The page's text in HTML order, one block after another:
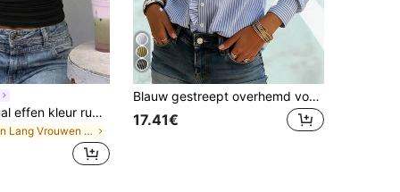
Zomerse casual effen kleur rugloze haltertop zwart, top voor uitgaan
in Lang Vrouwen Tank Tops & Camis
Blauw gestreept overhemd voor dames met rucheskraag, lange reguliere mouwen met knoopdetails, standaardlengte, perfect voor lente, zomer en herfst, Franse meisjesstijl
17.41€